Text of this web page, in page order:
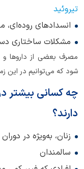
تیروئید
انسدادهای روده‌ای،
مشکلات ساختاری
مصرف بعضی از داروها
شود که می‌توانیم در این
چه کسانی بیشتر
دارند؟
زنان، به‌ویژه در
سالمندان